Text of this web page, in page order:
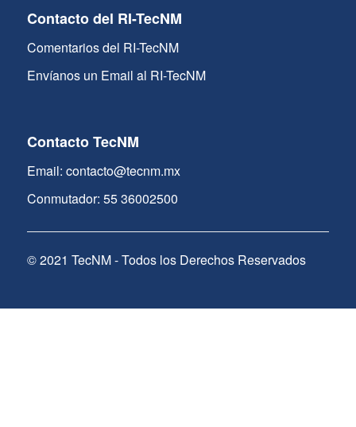
Contacto del RI-TecNM
Comentarios del RI-TecNM
Envíanos un Email al RI-TecNM
Contacto TecNM
Email: contacto@tecnm.mx
Conmutador: 55 36002500
© 2021 TecNM - Todos los Derechos Reservados